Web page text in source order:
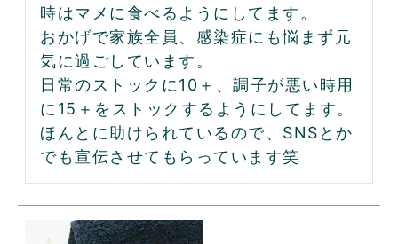
時はマメに食べるようにしてます。
おかげで家族全員、感染症にも悩まず元
気に過ごしています。
日常のストックに10＋、調子が悪い時用
に15＋をストックするようにしてます。
ほんとに助けられているので、SNSとか
でも宣伝させてもらっています笑